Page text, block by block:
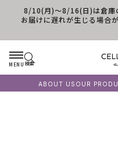
コンテンツに進む
8/10(月)～8/16(日)は倉庫
お届けに遅れが生じる場合
MENU 検索
ABOUT US OUR